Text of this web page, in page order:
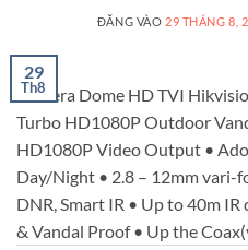
ĐĂNG VÀO 29 THÁNG 8,
29
Th8
Camera Dome HD TVI
Turbo HD1080P Outdoor
HD1080P Video Output •
Day/Night • 2.8 – 12mm vari-
DNR, Smart IR • Up to 40m
& Vandal Proof • Up the